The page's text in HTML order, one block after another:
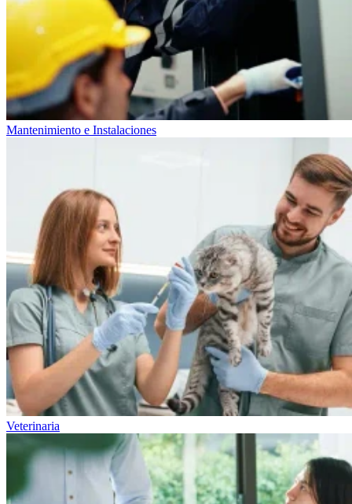
Mantenimiento e Instalaciones
Veterinaria